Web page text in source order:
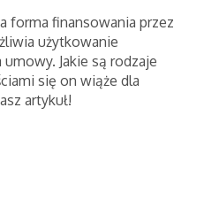
forma finansowania przez
użytkowanie
Jakie są rodzaje
się on wiąże dla
artykuł!